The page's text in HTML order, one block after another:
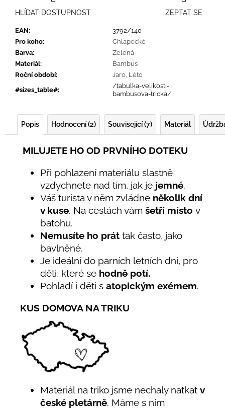
EAN:
3792/140
Pro koho:
Chlapecké
Barva:
Zelená
Materiál:
Bambus
Roční období: Jaro, Léto
#sizes_table#:
/tabulka-velikosti-
bambusova-tricka/
ZEPTAT SE
HLÍDAT DOSTUPNOST
Popis Hodnocení (2) Související (7) Materiál
MILUJETE HO OD PRVNÍHO DOTEKU
Při pohlazení materiálu slastně
vzdychnete nad tím, jak je jemné.
Váš turista v něm zvládne několik dní
v kuse. Na cestách vám šetří místo v
batohu.
Nemusíte ho prát tak často, jako
bavlněné.
Je ideální do parních letních dní, pro
děti, které se hodně potí.
Pohladí i děti s atopickým exémem.
KUS DOMOVA NA TRIKU
Materiál na triko jsme nechaly natkat v
české pletárně. Máme s ním